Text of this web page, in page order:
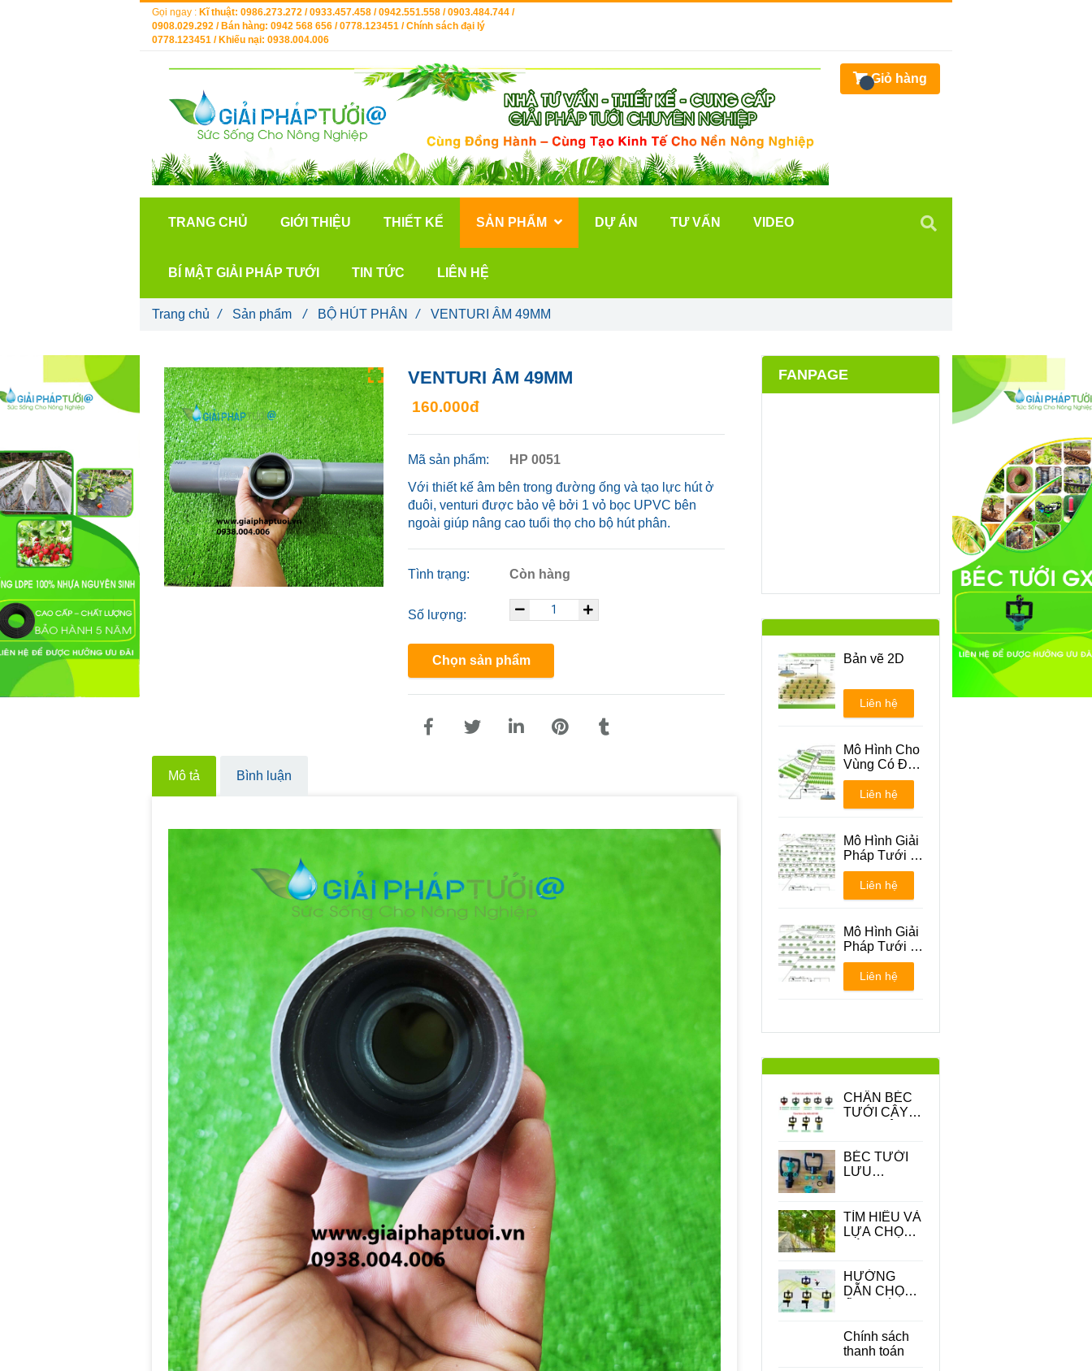
VENTURI ÂM 49MM
160.000đ
Mã sản phẩm:
HP 0051
Với thiết kế âm bên trong đường ống và tạo lực hút ở
đuôi, venturi được bảo vệ bởi 1 vỏ bọc UPVC bên
ngoài giúp nâng cao tuổi thọ cho bộ hút phân.
Tình trạng: Còn hàng
Số lượng:
Chọn sản phẩm
Mô tả Bình luận
FANPAGE
Bản vẽ 2D
Liên hệ
Mô Hình Cho
Vùng Có Địa
Hình Đồi Núi
Liên hệ
Mô Hình Giải
Pháp Tưới -
Phương án 1
Liên hệ
Mô Hình Giải
Pháp Tưới -
Phương án 2
Liên hệ
CHÂN BÉC
TƯỚI CÂY -
TRONG
TRONG HỆ
BÉC TƯỚI
LƯU
TÌM HIỂU VÀ
LỰA CHỌN
CÂY ĂN
QUẢ PHÙ
HƯỚNG
DẪN CHỌN
TƯỚI CÂY
PHÙ HỢP
Chính sách
thanh toán
Trang chủ / Sản phẩm / BỘ HÚT PHÂN / VENTURI ÂM 49MM
Gọi ngay : Kĩ thuật: 0986.273.272 / 0933.457.458 / 0942.551.558 / 0903.484.744 /
0908.029.292 / Bán hàng: 0942 568 656 / 0778.123451 / Chính sách đại lý
0778.123451 / Khiếu nại: 0938.004.006
Giỏ hàng
TRANG CHỦ GIỚI THIỆU THIẾT KẾ SẢN PHẨM DỰ ÁN TƯ VẤN VIDEO
BÍ MẬT GIẢI PHÁP TƯỚI TIN TỨC LIÊN HỆ